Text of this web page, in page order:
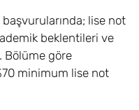
Eylül
lise not
beklentileri ve
Bölüme göre
minimum lise not